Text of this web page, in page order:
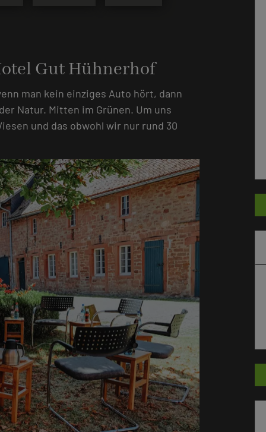
Gut Hühnerhof
man kein einziges Auto hört, dann
Natur. Mitten im Grünen. Um uns
und das obwohl wir nur rund 30